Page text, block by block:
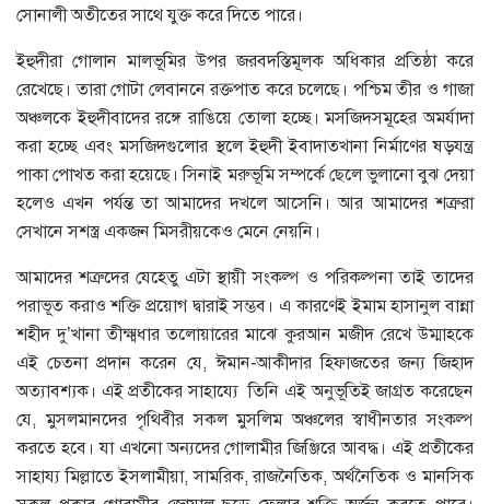
সোনালী অতীতের সাথে যুক্ত করে দিতে পারে।
ইহুদীরা গোলান মালভূমির উপর জরবদস্তিমূলক অধিকার প্রতিষ্ঠা করে
রেখেছে। তারা গোটা লেবাননে রক্তপাত করে চলেছে। পশ্চিম তীর ও গাজা
অঞ্চলকে ইহুদীবাদের রঙ্গে রাঙিয়ে তোলা হচ্ছে। মসজিদসমূহের অমর্যাদা
করা হচ্ছে এবং মসজিদগুলোর স্থলে ইহুদী ইবাদাতখানা নির্মাণের ষড়যন্ত্র
পাকা পোখত করা হয়েছে। সিনাই মরুভূমি সম্পর্কে ছেলে ভুলানো বুঝ দেয়া
হলেও এখন পর্যন্ত তা আমাদের দখলে আসেনি। আর আমাদের শত্রুরা
সেখানে সশস্ত্র একজন মিসরীয়কেও মেনে নেয়নি।
আমাদের শত্রুদের যেহেতু এটা স্থায়ী সংকল্প ও পরিকল্পনা তাই তাদের
পরাভূত করাও শক্তি প্রয়োগ দ্বারাই সম্ভব। এ কারণেই ইমাম হাসানুল বান্না
শহীদ দু’খানা তীক্ষ্মধার তলোয়ারের মাঝে কুরআন মজীদ রেখে উম্মাহকে
এই চেতনা প্রদান করেন যে, ঈমান-আকীদার হিফাজতের জন্য জিহাদ
অত্যাবশ্যক। এই প্রতীকের সাহায্যে তিনি এই অনুভূতিই জাগ্রত করেছেন
যে, মুসলমানদের পৃথিবীর সকল মুসলিম অঞ্চলের স্বাধীনতার সংকল্প
করতে হবে। যা এখনো অন্যদের গোলামীর জিঞ্জিরে আবদ্ধ। এই প্রতীকের
সাহায্য মিল্লাতে ইসলামীয়া, সামরিক, রাজনৈতিক, অর্থনৈতিক ও মানসিক